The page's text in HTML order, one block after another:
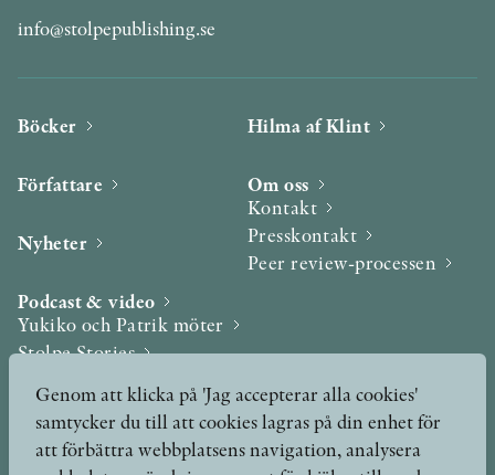
info@stolpepublishing.se
Böcker
Författare
Nyheter
Podcast & video
Yukiko och Patrik möter
Stolpe Stories
Utmärkelser & Format
Utmärkelser
Hilma af Klint
Om oss
Kontakt
Presskontakt
Peer review-processen
Genom att klicka på 'Jag accepterar alla cookies'
samtycker du till att cookies lagras på din enhet för
att förbättra webbplatsens navigation, analysera